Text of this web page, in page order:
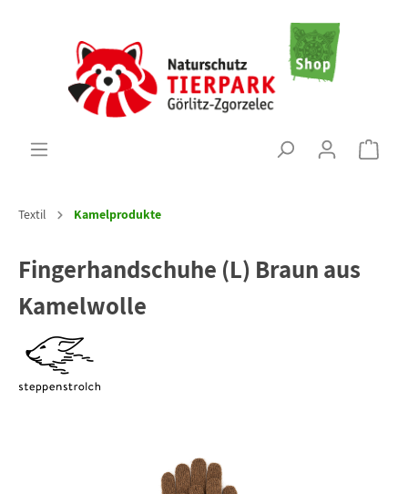
Textil Kamelprodukte
Fingerhandschuhe (L) Braun aus
Kamelwolle